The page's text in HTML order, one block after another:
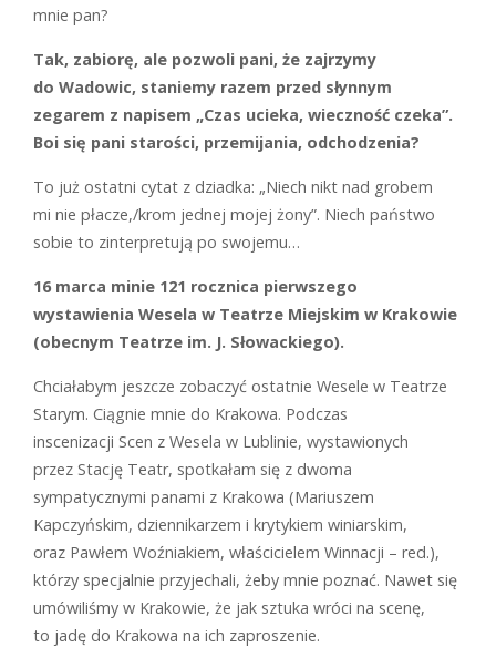
mnie pan?
Tak, zabiorę, ale pozwoli pani, że zajrzymy
do Wadowic, staniemy razem przed słynnym
zegarem z napisem „Czas ucieka, wieczność czeka”.
Boi się pani starości, przemijania, odchodzenia?
To już ostatni cytat z dziadka: „Niech nikt nad grobem
mi nie płacze,/krom jednej mojej żony”. Niech państwo
sobie to zinterpretują po swojemu…
16 marca minie 121 rocznica pierwszego
wystawienia Wesela w Teatrze Miejskim w Krakowie
(obecnym Teatrze im. J. Słowackiego).
Chciałabym jeszcze zobaczyć ostatnie Wesele w Teatrze
Starym. Ciągnie mnie do Krakowa. Podczas
inscenizacji Scen z Wesela w Lublinie, wystawionych
przez Stację Teatr, spotkałam się z dwoma
sympatycznymi panami z Krakowa (Mariuszem
Kapczyńskim, dziennikarzem i krytykiem winiarskim,
oraz Pawłem Woźniakiem, właścicielem Winnacji – red.),
którzy specjalnie przyjechali, żeby mnie poznać. Nawet się
umówiliśmy w ­Krakowie, że jak sztuka wróci na scenę,
to jadę do Krakowa na ich za­proszenie.